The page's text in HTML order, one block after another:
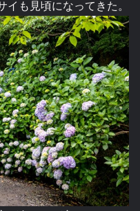
イも見頃になってきた。